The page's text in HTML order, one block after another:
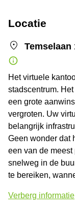
Locatie
Temselaan
Het virtuele
stadscentrum.
een grote
vergroten. Uw
belangrijk
Geen wonder dat
een van de
snelweg in de
te bereiken,
Verberg informatie